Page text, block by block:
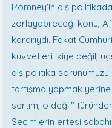
Romney'in dış
zorlayabileceği konu,
kararıydı. Fakat
kuvvetleri ikiye değil,
dış politika
tartışma yapmak
sertim, o değil"
Seçimlerin ertesi